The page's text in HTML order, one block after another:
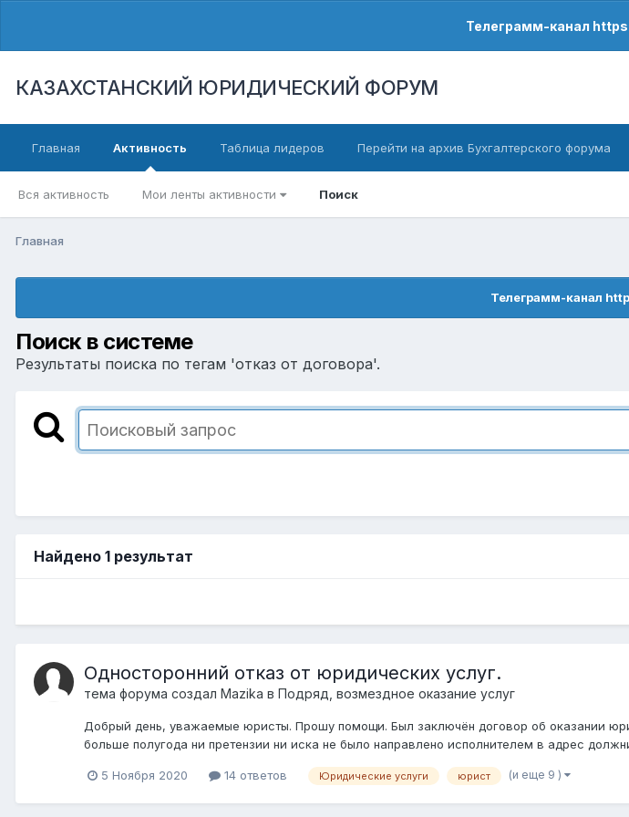
Телеграмм-канал
КАЗАХСТАНСКИЙ ЮРИДИЧЕСКИЙ ФОРУМ
Главная Активность
Вся активность Мои ленты активности Поиск
Таблица лидеров Перейти на архив Бухгалтерского форума
Главная
Телеграмм-канал
Поиск в системе
Результаты поиска по тегам 'отказ от договора'.
Найдено 1 результат
Односторонний отказ от юридических услуг.
тема форума создал Mazika в Подряд, возмездное оказание услуг
Добрый день, уважаемые юристы. Прошу помощи. Был заключён договор об оказании
больше полугода ни претензии ни иска не было направлено исполнителем в адрес
5 Ноября 2020 14 ответов Юридические услуги юрист (и еще 9 )